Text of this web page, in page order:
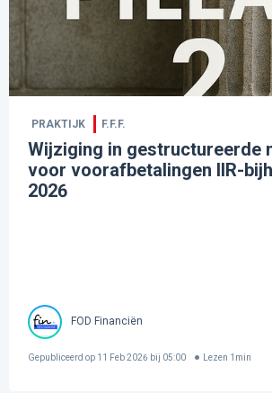
PRAKTIJK F.F.F.
Wijziging in gestructureerde
voor voorafbetalingen IIR-
2026
FOD Financiën
Gepubliceerd op 11 Feb 2026 bij 05:00 Lezen 1 min